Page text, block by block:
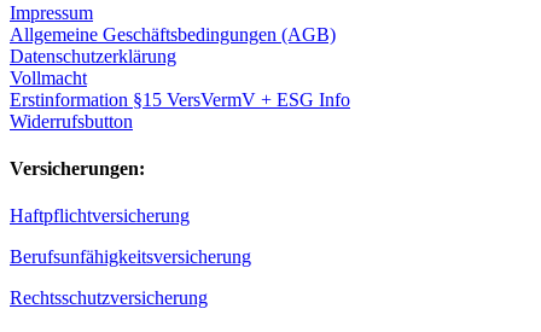
Impressum
Allgemeine Geschäftsbedingungen (AGB)
Datenschutzerklärung
Vollmacht
Erstinformation §15 VersVermV + ESG Info
Widerrufsbutton
Versicherungen:
Haftpflichtversicherung
Berufsunfähigkeitsversicherung
Rechtsschutzversicherung